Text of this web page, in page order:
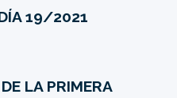
19/2021
LA PRIMERA